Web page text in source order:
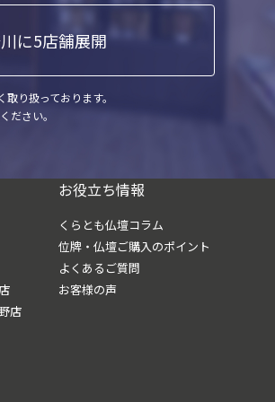
に5店舗展開
り扱っております。
ださい。
店
お役立ち情報
くらとも仏壇コラム
位牌・仏壇ご購入のポイント
よくあるご質問
お客様の声